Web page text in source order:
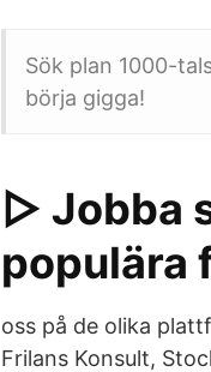
Sök plan 1000-
börja gigga!
▷ Jobba
populära
oss på de olika
Frilans Konsult,